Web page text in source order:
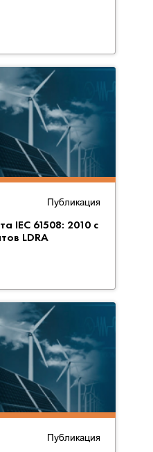
Публикация
IEC 61508: 2010 с
LDRA
Публикация